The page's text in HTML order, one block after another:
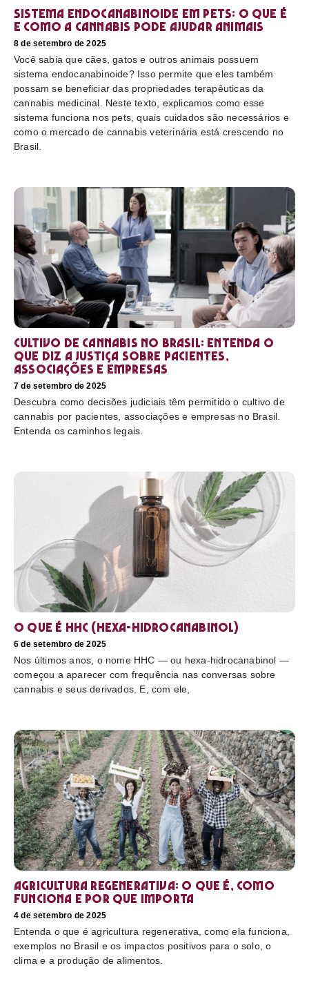
Sistema endocanabinoide em pets: o que é
e como a cannabis pode ajudar animais
8 de setembro de 2025
Você sabia que cães, gatos e outros animais possuem
sistema endocanabinoide? Isso permite que eles também
possam se beneficiar das propriedades terapêuticas da
cannabis medicinal. Neste texto, explicamos como esse
sistema funciona nos pets, quais cuidados são necessários e
como o mercado de cannabis veterinária está crescendo no
Brasil.
Cultivo de cannabis no Brasil: entenda o
que diz a Justiça sobre pacientes,
associações e empresas
7 de setembro de 2025
Descubra como decisões judiciais têm permitido o cultivo de
cannabis por pacientes, associações e empresas no Brasil.
Entenda os caminhos legais.
O que é HHC (hexa-hidrocanabinol)
6 de setembro de 2025
Nos últimos anos, o nome HHC — ou hexa-hidrocanabinol —
começou a aparecer com frequência nas conversas sobre
cannabis e seus derivados. E, com ele,
Agricultura regenerativa: o que é, como
funciona e por que importa
4 de setembro de 2025
Entenda o que é agricultura regenerativa, como ela funciona,
exemplos no Brasil e os impactos positivos para o solo, o
clima e a produção de alimentos.